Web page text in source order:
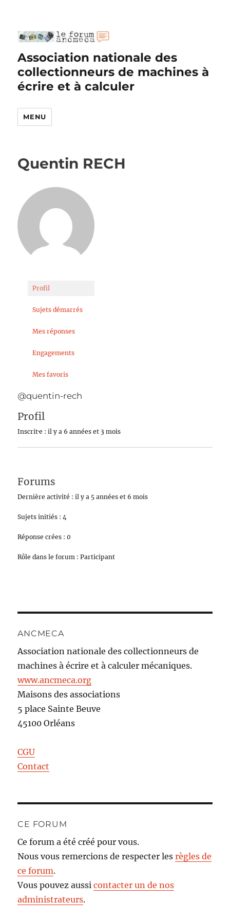
Association nationale des
collectionneurs de machines à
écrire et à calculer
MENU
Quentin RECH
Profil
Sujets démarrés
Mes réponses
Engagements
Mes favoris
@quentin-rech
Profil
Inscrit·e : il y a 6 années et 3 mois
Forums
Dernière activité : il y a 5 années et 6 mois
Sujets initiés : 4
Réponse crées : 0
Rôle dans le forum : Participant
ANCMECA
Association nationale des collectionneurs de
machines à écrire et à calculer mécaniques.
www.ancmeca.org
Maisons des associations
5 place Sainte Beuve
45100 Orléans
CGU
Contact
CE FORUM
Ce forum a été créé pour vous.
Nous vous remercions de respecter lesrègles de
ce forum.
Vous pouvez aussicontacter un de nos
administrateurs.